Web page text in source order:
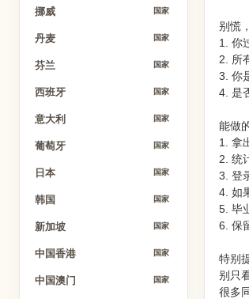
挪威 国家
丹麦 国家
芬兰 国家
西班牙 国家
意大利 国家
葡萄牙 国家
日本 国家
韩国 国家
新加坡 国家
中国香港 国家
中国澳门 国家
别慌
1. 你
2. 所
3. 你
4. 是
能做
1. 拿
2. 统
3. 登
4. 如
5. 毕
6. 保
特别
别只
很多